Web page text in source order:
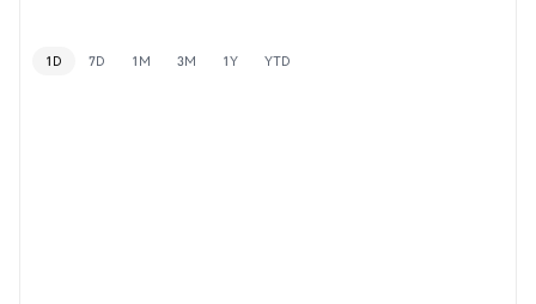
1D 7D 1M 3M 1Y YTD